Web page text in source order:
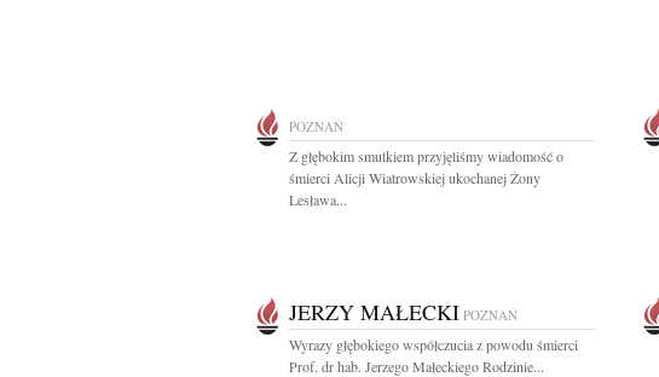
POZNAŃ
Z głębokim smutkiem przyjęliśmy wiadomość o
śmierci Alicji Wiatrowskiej ukochanej Żony
Lesława...
JERZY MAŁECKI POZNAŃ
Wyrazy głębokiego współczucia z powodu śmierci
Prof. dr hab. Jerzego Małeckiego Rodzinie...